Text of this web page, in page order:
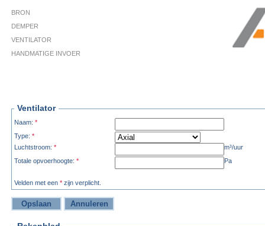
BRON
DEMPER
VENTILATOR
HANDMATIGE INVOER
Ventilator
Naam: *
Type: *
Luchtstroom: *
m³/uur
Totale opvoerhoogte: * Pa
Velden met een * zijn verplicht.